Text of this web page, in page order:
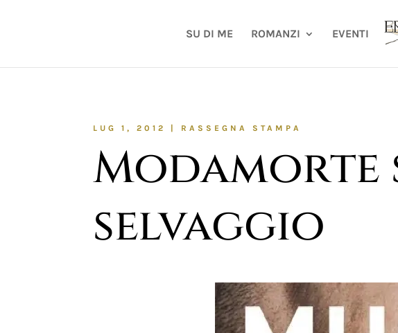
SU DI ME ROMANZI EVENTI
LUG 1, 2012 | RASSEGNA STAMPA
Modamorte
selvaggio